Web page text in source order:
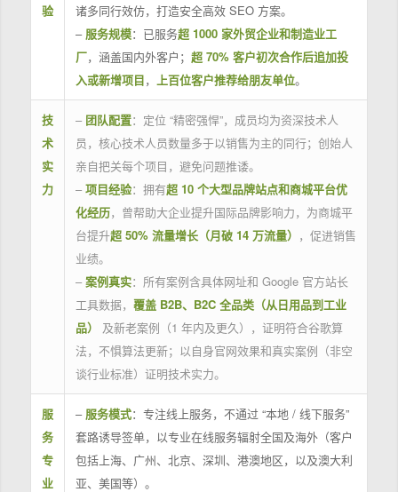
验
诸多同行效仿，打造安全高效 SEO 方案。
– 服务规模：已服务超 1000 家外贸企业和制造业工
厂，涵盖国内外客户； 超 70% 客户初次合作后追加投
入或新增项目， 上百位客户推荐给朋友单位。
技
术
实
力
– 团队配置：定位 “精密强悍”，成员均为资深技术人
员，核心技术人员数量多于以销售为主的同行；创始人
亲自把关每个项目，避免问题推诿。
– 项目经验：拥有超 10 个大型品牌站点和商城平台优
化经历，曾帮助大企业提升国际品牌影响力，为商城平
台提升超 50% 流量增长（月破 14 万流量） ，促进销售
业绩。
– 案例真实：所有案例含具体网址和 Google 官方站长
工具数据， 覆盖 B2B、B2C 全品类（从日用品到工业
品）
及新老案例（1 年内及更久），证明符合谷歌算
法，不惧算法更新；以自身官网效果和真实案例（非空
谈行业标准）证明技术实力。
服
务
专
业
– 服务模式：专注线上服务，不通过 “本地 / 线下服务”
套路诱导签单，以专业在线服务辐射全国及海外（客户
包括上海、广州、北京、深圳、港澳地区，以及澳大利
亚、美国等）。